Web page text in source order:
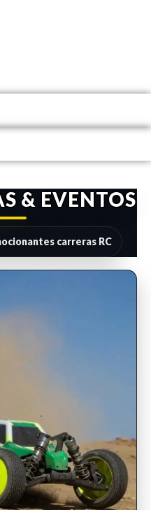
& EVENTOS
carreras RC